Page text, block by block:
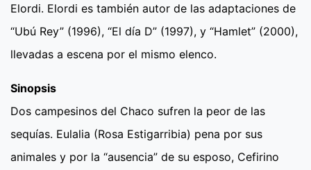
Elordi. Elordi es también autor de las adaptaciones de
“Ubú Rey” (1996), “El día D” (1997), y “Hamlet” (2000),
llevadas a escena por el mismo elenco.
Sinopsis
Dos campesinos del Chaco sufren la peor de las
sequías. Eulalia (Rosa Estigarribia) pena por sus
animales y por la “ausencia” de su esposo, Cefirino